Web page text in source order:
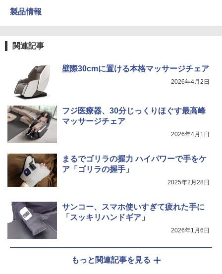
製品情報
関連記事
壁際30cmに置ける本格マッサージチェア
2026年4月2日
フジ医療器、30分じっくりほぐす最高峰
マッサージチェア
2026年4月1日
まるでゴリラの握力 ハイパワーで手をケ
ア「ゴリラの握手」
2025年2月28日
サンコー、スマホ使いすぎて疲れた手に
「スッキリハンドギア」
2026年1月6日
もっと関連記事を見る